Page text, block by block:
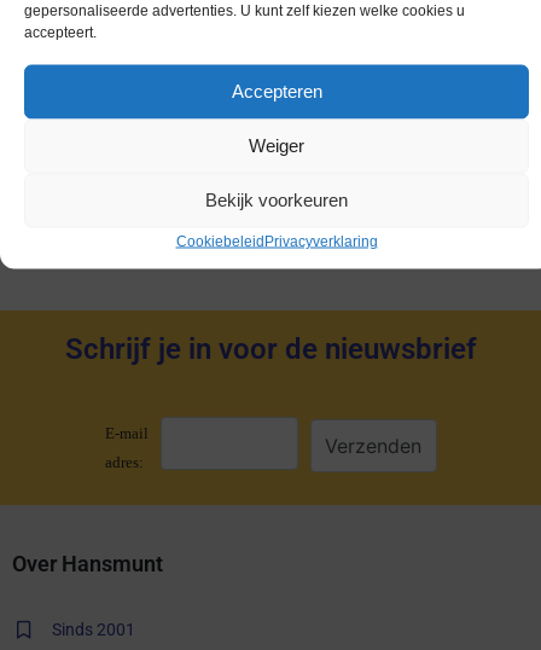
gepersonaliseerde advertenties. U kunt zelf kiezen welke cookies u
accepteert.
Accepteren
Weiger
Bekijk voorkeuren
CookiebeleidPrivacyverklaring
Nederland Voor 2002
Gold Coins
Schrijf je in voor de nieuwsbrief
E-mail
adres:
Over Hansmunt
Sinds 2001